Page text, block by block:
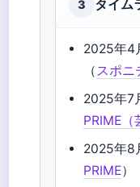
3 タイム
2025年4
（スポニ
2025年7
PRIME（
2025年8
PRIME）